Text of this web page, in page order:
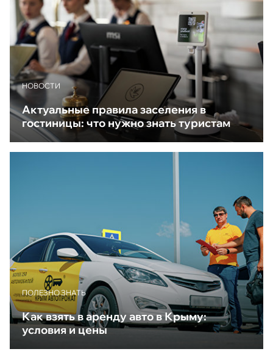
НОВОСТИ
Актуальные правила заселения в
гостиницы: что нужно знать туристам
ПОЛЕЗНО ЗНАТЬ
Как взять в аренду авто в Крыму:
условия и цены